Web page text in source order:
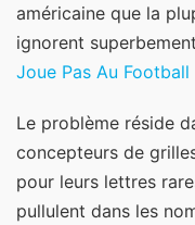
américaine que la
ignorent
Joue Pas Au
Le problème réside
concepteurs de
pour leurs lettres
pullulent dans les